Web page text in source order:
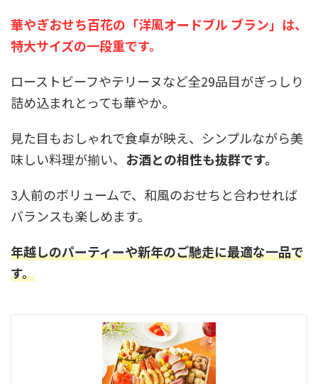
華やぎおせち百花の「洋風オードブル ブラン」は、
特大サイズの一段重です。
ローストビーフやテリーヌなど全29品目がぎっしり
詰め込まれとっても華やか。
見た目もおしゃれで食卓が映え、シンプルながら美
味しい料理が揃い、 お酒との相性も抜群です。
3人前のボリュームで、和風のおせちと合わせれば
バランスも楽しめます。
年越しのパーティーや新年のご馳走に最適な一品で
す。